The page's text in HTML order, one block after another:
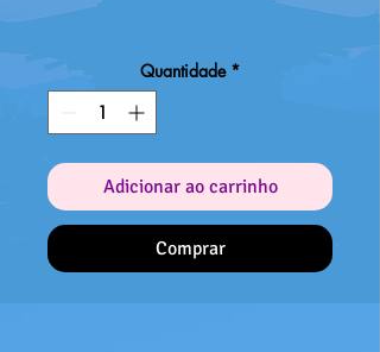
Quantidade *
Adicionar ao carrinho
Comprar